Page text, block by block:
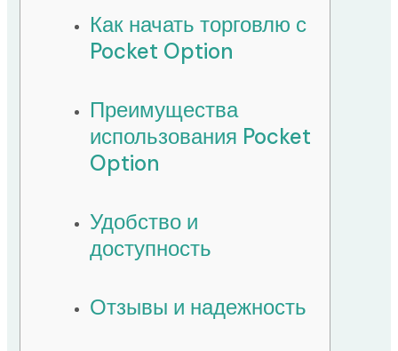
Как начать торговлю с
Pocket Option
Преимущества
использования Pocket
Option
Удобство и
доступность
Отзывы и надежность